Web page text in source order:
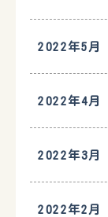
2022年5月
2022年4月
2022年3月
2022年2月